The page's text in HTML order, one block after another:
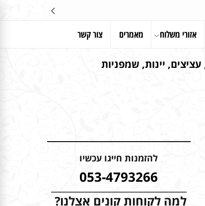
אזורי משלוח מאמרים צור קשר
יינות, שמפניות
להזמנות חייגו עכשיו
053-4793266
למה לקוחות קונים אצלנו?